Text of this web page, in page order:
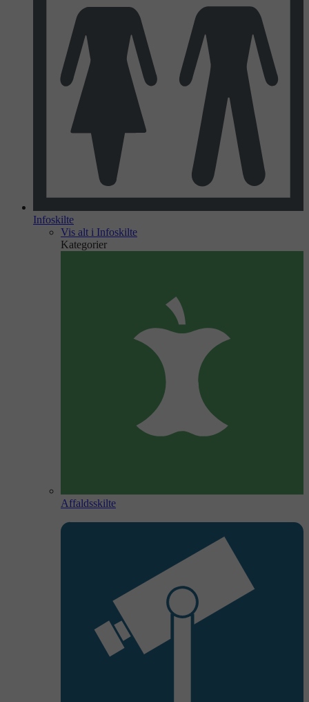
Infoskilte
Vis alt i Infoskilte
Kategorier
Affaldsskilte